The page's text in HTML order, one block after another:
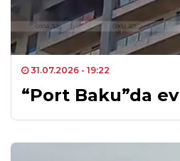
31.07.2026 - 19:22
“Port Baku”da ev